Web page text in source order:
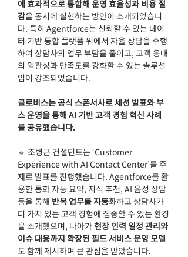
에 효과적으로 통합해 운영 효율성과 비용 절
감을 동시에 실현하는 방안이 소개되었습니
다. 특히 Agentforce는 신뢰할 수 있는 데이
터 기반 통합 플랫폼 위에서 자율 상담을 수행
하여 상담사의 업무 부담을 줄이고, 고객 응대
의 일관성과 만족도를 강화할 수 있는 솔루션
임이 강조되었습니다.
클로비스는 공식 스폰서사로 세션 발표와 부
스 운영을 통해 AI 기반 고객 경험 혁신 사례
를 공유했습니다.
🔹 조병근 컨설턴트는 ‘Customer
Experience with AI Contact Center’를 주
제로 발표를 진행했습니다. Agentforce를 활
용한 통화 자동 요약, 지식 추천, AI 음성 상담
등을 통해 반복 업무를 자동화하고 상담사가
더 가치 있는 고객 경험에 집중할 수 있는 환경
을 소개했으며, 나아가 현장 인력 일정 관리와
이슈 대응까지 확장된 필드 서비스 운영 모델
도 함께 제시하며 큰 관심을 받았습니다.